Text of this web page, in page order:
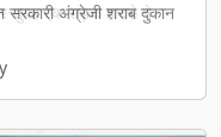
सरकारी अंग्रेजी शराब दुकान